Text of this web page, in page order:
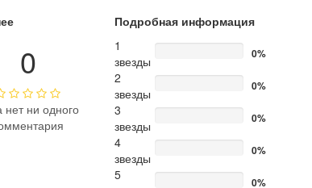
0
нет ни одного
Подробная информация
1
звезды
0%
2
звезды
0%
3
звезды
0%
4
звезды
0%
5
0%